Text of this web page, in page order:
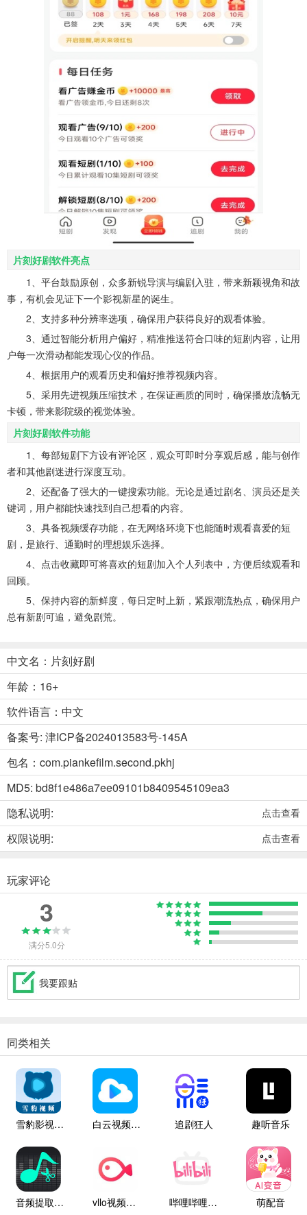
片刻好剧软件亮点
1、平台鼓励原创，众多新锐导演与编剧入驻，带来新颖视角和故
事，有机会见证下一个影视新星的诞生。
2、支持多种分辨率选项，确保用户获得良好的观看体验。
3、通过智能分析用户偏好，精准推送符合口味的短剧内容，让用
户每一次滑动都能发现心仪的作品。
4、根据用户的观看历史和偏好推荐视频内容。
5、采用先进视频压缩技术，在保证画质的同时，确保播放流畅无
卡顿，带来影院级的视觉体验。
片刻好剧软件功能
1、每部短剧下方设有评论区，观众可即时分享观后感，能与创作
者和其他剧迷进行深度互动。
2、还配备了强大的一键搜索功能。无论是通过剧名、演员还是关
键词，用户都能快速找到自己想看的内容。
3、具备视频缓存功能，在无网络环境下也能随时观看喜爱的短
剧，是旅行、通勤时的理想娱乐选择。
4、点击收藏即可将喜欢的短剧加入个人列表中，方便后续观看和
回顾。
5、保持内容的新鲜度，每日定时上新，紧跟潮流热点，确保用户
总有新剧可追，避免剧荒。
中文名：片刻好剧
年龄：16+
软件语言：中文
备案号: 津ICP备2024013583号-145A
包名：com.piankefilm.second.pkhj
MD5: bd8f1e486a7ee09101b8409545109ea3
隐私说明:
点击查看
权限说明: 点击查看
玩家评论
3
满分5.0分
我要跟贴
同类相关
雪豹影视大全 白云视频追剧 追剧狂人 趣听音乐
音频提取管家 vllo视频剪辑 哔哩哔哩白色版 萌配音